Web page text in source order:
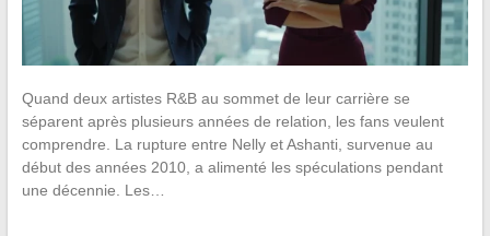
Quand deux artistes R&B au sommet de leur carrière se
séparent après plusieurs années de relation, les fans veulent
comprendre. La rupture entre Nelly et Ashanti, survenue au
début des années 2010, a alimenté les spéculations pendant
une décennie. Les…